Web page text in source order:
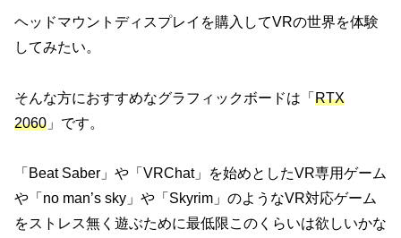
ヘッドマウントディスプレイを購入してVRの世界を体験
してみたい。
そんな方におすすめなグラフィックボードは「 RTX
2060 」です。
「Beat Saber」や「VRChat」を始めとしたVR専用ゲーム
や「no man’s sky」や「Skyrim」のようなVR対応ゲーム
をストレス無く遊ぶために最低限このくらいは欲しいかな